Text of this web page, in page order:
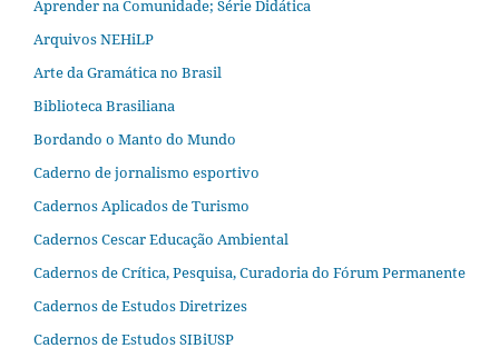
Aprender na Comunidade; Série Didática
Arquivos NEHiLP
Arte da Gramática no Brasil
Biblioteca Brasiliana
Bordando o Manto do Mundo
Caderno de jornalismo esportivo
Cadernos Aplicados de Turismo
Cadernos Cescar Educação Ambiental
Cadernos de Crítica, Pesquisa, Curadoria do Fórum Permanente
Cadernos de Estudos Diretrizes
Cadernos de Estudos SIBiUSP